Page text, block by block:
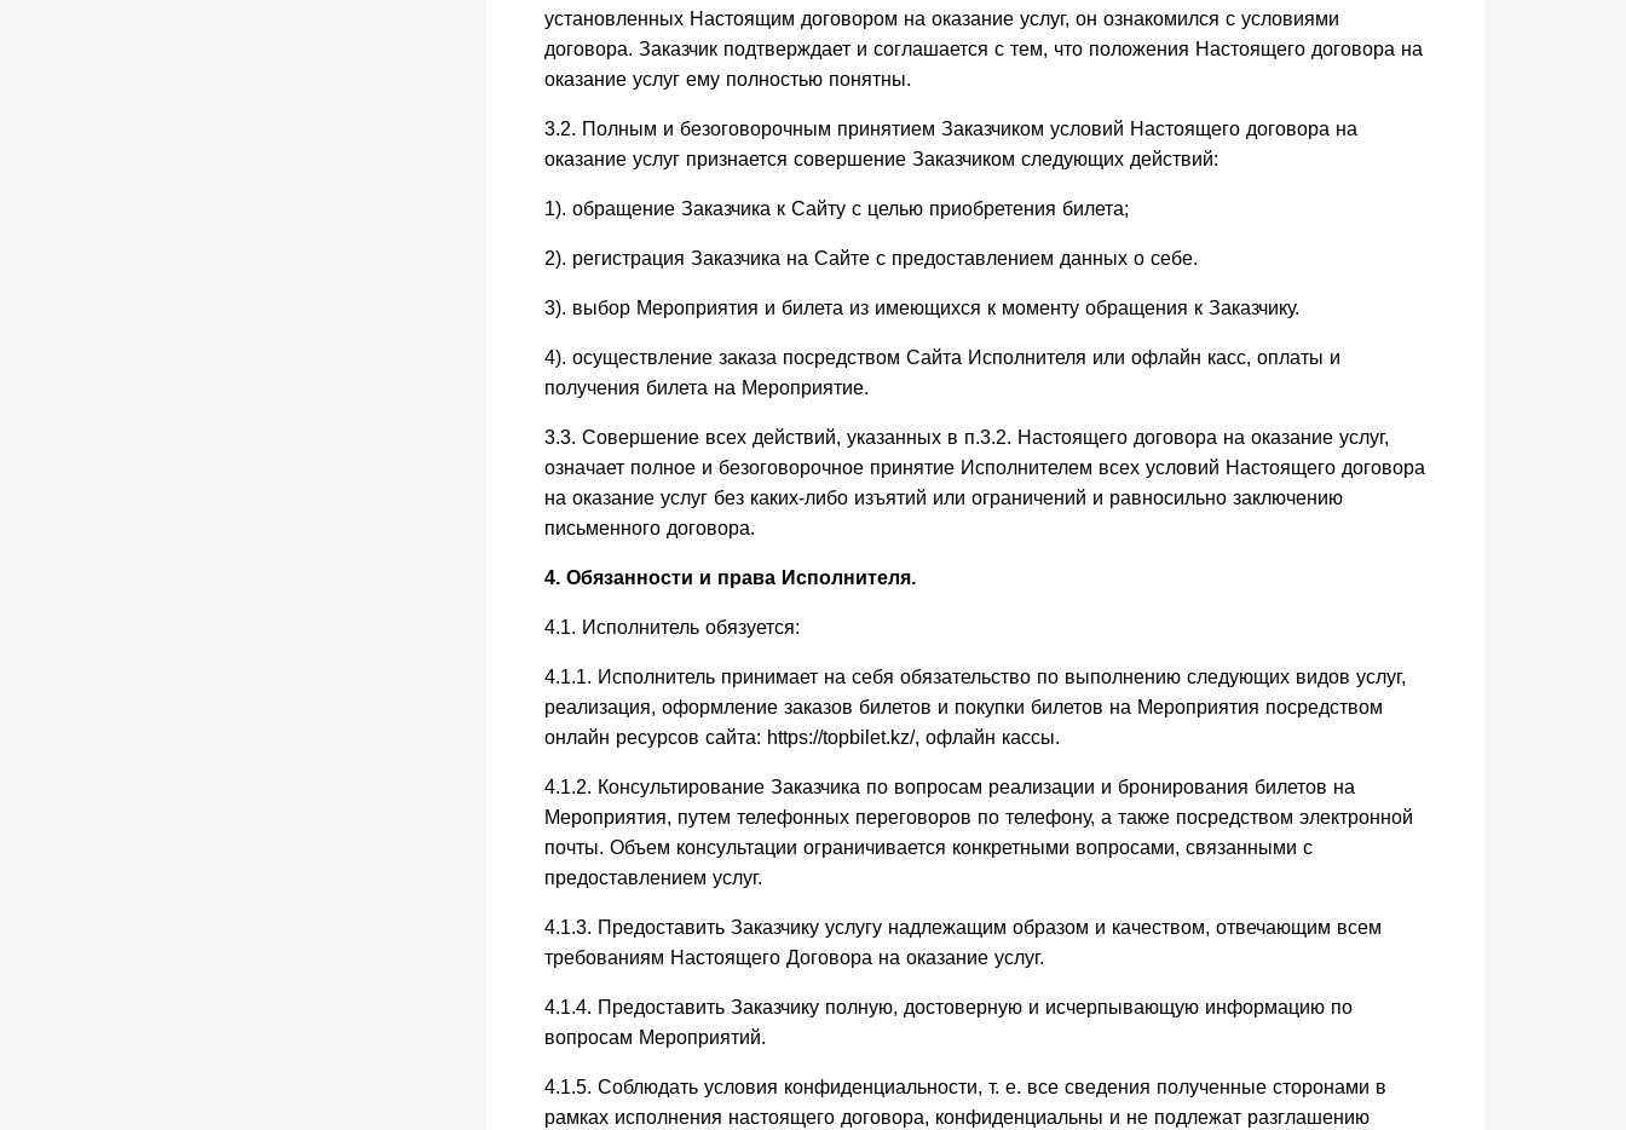
установленных Настоящим договором на оказание услуг, он ознакомился с условиями
договора. Заказчик подтверждает и соглашается с тем, что положения Настоящего договора на
оказание услуг ему полностью понятны.
3.2. Полным и безоговорочным принятием Заказчиком условий Настоящего договора на
оказание услуг признается совершение Заказчиком следующих действий:
1). обращение Заказчика к Сайту с целью приобретения билета;
2). регистрация Заказчика на Сайте с предоставлением данных о себе.
3). выбор Мероприятия и билета из имеющихся к моменту обращения к Заказчику.
4). осуществление заказа посредством Сайта Исполнителя или офлайн касс, оплаты и
получения билета на Мероприятие.
3.3. Совершение всех действий, указанных в п.3.2. Настоящего договора на оказание услуг,
означает полное и безоговорочное принятие Исполнителем всех условий Настоящего договора
на оказание услуг без каких-либо изъятий или ограничений и равносильно заключению
письменного договора.
4. Обязанности и права Исполнителя.
4.1. Исполнитель обязуется:
4.1.1. Исполнитель принимает на себя обязательство по выполнению следующих видов услуг,
реализация, оформление заказов билетов и покупки билетов на Мероприятия посредством
онлайн ресурсов сайта: https://topbilet.kz/, офлайн кассы.
4.1.2. Консультирование Заказчика по вопросам реализации и бронирования билетов на
Мероприятия, путем телефонных переговоров по телефону, а также посредством электронной
почты. Объем консультации ограничивается конкретными вопросами, связанными с
предоставлением услуг.
4.1.3. Предоставить Заказчику услугу надлежащим образом и качеством, отвечающим всем
требованиям Настоящего Договора на оказание услуг.
4.1.4. Предоставить Заказчику полную, достоверную и исчерпывающую информацию по
вопросам Мероприятий.
4.1.5. Соблюдать условия конфиденциальности, т. е. все сведения полученные сторонами в
рамках исполнения настоящего договора, конфиденциальны и не подлежат разглашению